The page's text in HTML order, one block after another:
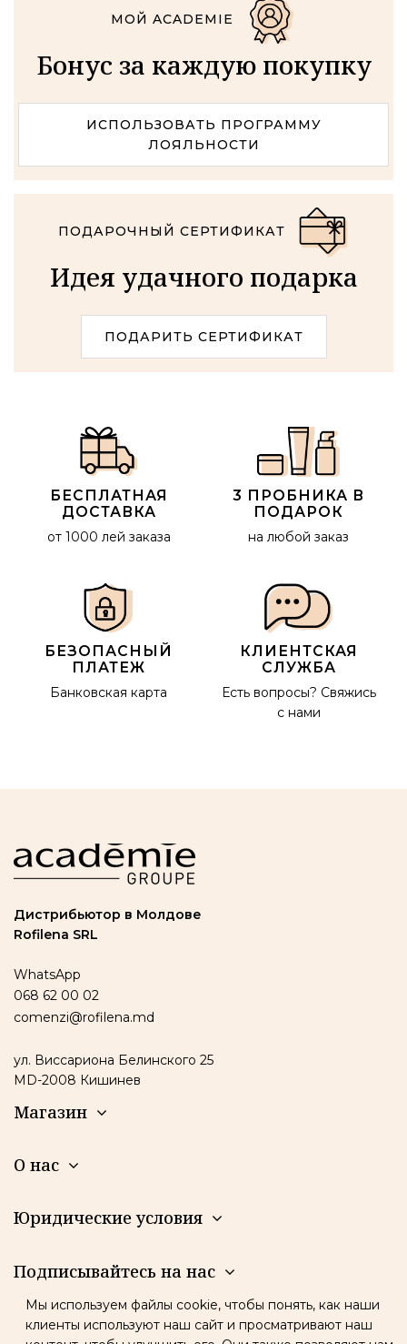
МОЙ ACADEMIE
Бонус за каждую покупку
ИСПОЛЬЗОВАТЬ ПРОГРАММУ
ЛОЯЛЬНОСТИ
ПОДАРОЧНЫЙ СЕРТИФИКАТ
Идея удачного подарка
ПОДАРИТЬ СЕРТИФИКАТ
БЕСПЛАТНАЯ
ДОСТАВКА
от 1000 лей заказа
3 ПРОБНИКА В
ПОДАРОК
на любой заказ
БЕЗОПАСНЫЙ
ПЛАТЕЖ
Банковская карта
КЛИЕНТСКАЯ
СЛУЖБА
Есть вопросы? Свяжись
с нами
Магазин
О нас
Юридические условия
068 62 00 02
comenzi@rofilena.md
ул. Виссариона Белинского 25
MD-2008 Кишинев
Дистрибьютор в Молдове
Rofilena SRL
WhatsApp
Подписывайтесь на нас
Новостная рассылка
Мы используем файлы cookie, чтобы понять, как наши
клиенты используют наш сайт и просматривают наш